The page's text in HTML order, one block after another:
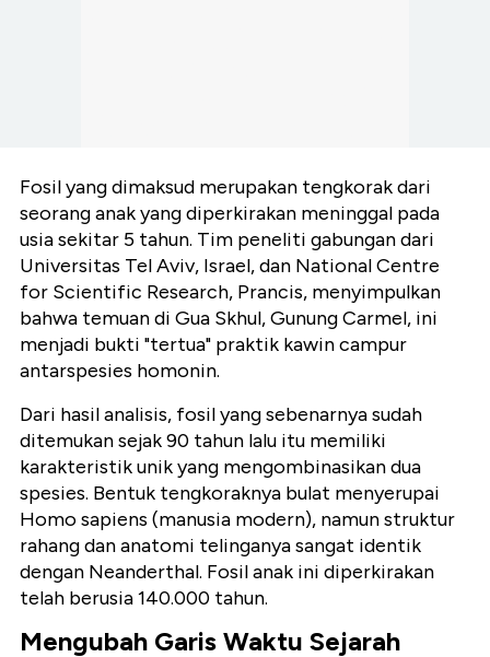
Fosil yang dimaksud merupakan tengkorak dari
seorang anak yang diperkirakan meninggal pada
usia sekitar 5 tahun. Tim peneliti gabungan dari
Universitas Tel Aviv, Israel, dan National Centre
for Scientific Research, Prancis, menyimpulkan
bahwa temuan di Gua Skhul, Gunung Carmel, ini
menjadi bukti "tertua" praktik kawin campur
antarspesies homonin.
Dari hasil analisis, fosil yang sebenarnya sudah
ditemukan sejak 90 tahun lalu itu memiliki
karakteristik unik yang mengombinasikan dua
spesies. Bentuk tengkoraknya bulat menyerupai
Homo sapiens (manusia modern), namun struktur
rahang dan anatomi telinganya sangat identik
dengan Neanderthal. Fosil anak ini diperkirakan
telah berusia 140.000 tahun.
Mengubah Garis Waktu Sejarah